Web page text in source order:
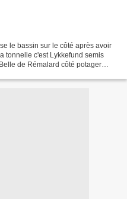
le bassin sur le côté après avoir
tonnelle c'est Lykkefund semis
de Rémalard côté potager